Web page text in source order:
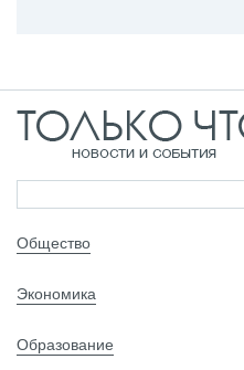
Общество
Экономика
Образование